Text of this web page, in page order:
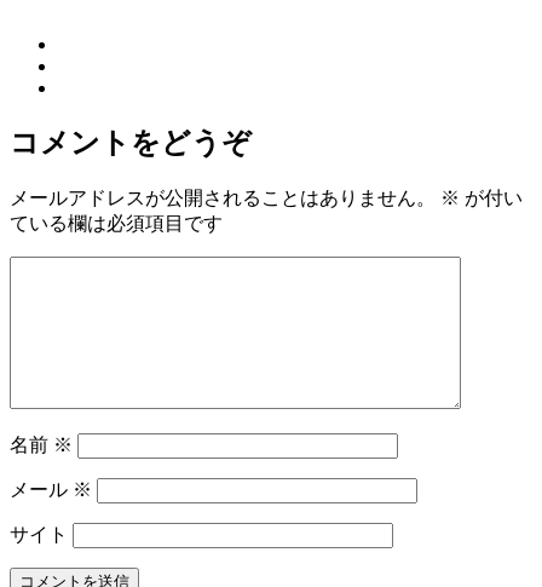
コメントをどうぞ
メールアドレスが公開されることはありません。 ※ が付い
ている欄は必須項目です
名前 ※
メール ※
サイト